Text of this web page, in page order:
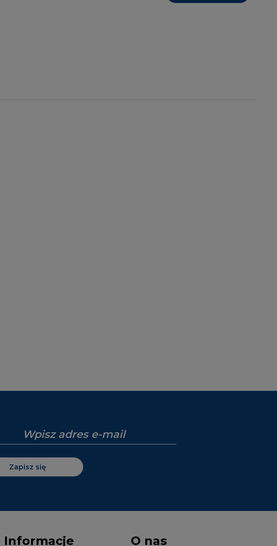
Zapisz się
Informacje O nas